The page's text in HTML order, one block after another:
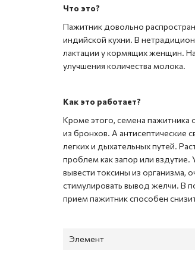
Что это?
Пажитник довольно
индийской кухни. В
лактации у кормящих женщин.
улучшения количества молока.
Как это работает?
Кроме этого, семена
из бронхов. А антисептические
легких и дыхательных путей.
проблем как запор или
вывести токсины из организма,
стимулировать вывод желчи. В
прием пажитник способен
Элемент